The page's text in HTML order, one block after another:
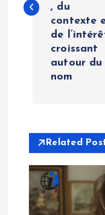
t
g
a
, du
contexte
de
croissant
autour du
nom
Related